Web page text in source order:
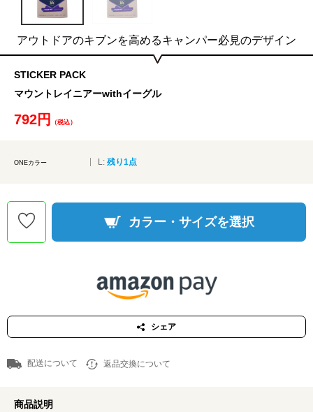
アウトドアのキブンを高めるキャンパー必見のデザイン
STICKER PACK
マウントレイニアーwithイーグル
792円 （税込）
ONEカラー L: 残り1点
カラー・サイズを選択
シェア
配送について 返品交換について
商品説明